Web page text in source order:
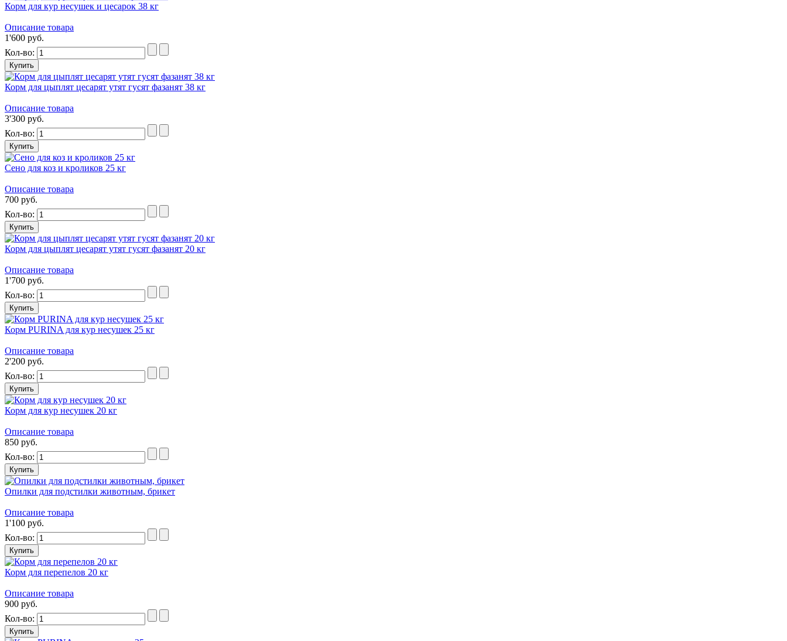
Корм для кур несушек и цесарок 38 кг
Описание товара
1'600 руб.
Кол-во:
Корм для цыплят цесарят утят гусят фазанят 38 кг
Описание товара
3'300 руб.
Кол-во:
Сено для коз и кроликов 25 кг
Описание товара
700 руб.
Кол-во:
Корм для цыплят цесарят утят гусят фазанят 20 кг
Описание товара
1'700 руб.
Кол-во:
Корм PURINA для кур несушек 25 кг
Описание товара
2'200 руб.
Кол-во:
Корм для кур несушек 20 кг
Описание товара
850 руб.
Кол-во:
Опилки для подстилки животным, брикет
Описание товара
1'100 руб.
Кол-во:
Корм для перепелов 20 кг
Описание товара
900 руб.
Кол-во: